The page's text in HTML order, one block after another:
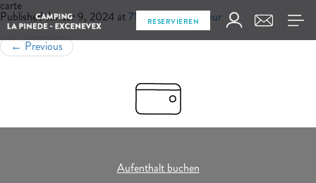
RESERVIEREN
carte
PublishedJanuar 9, 2024 at71 × 71inMon séjour
← Previous
Aufenthalt buchen